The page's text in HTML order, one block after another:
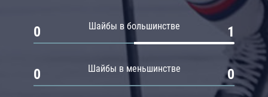
Шайбы в большинстве
0 1
Шайбы в меньшинстве
0 0